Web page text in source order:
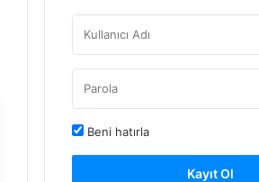
Beni hatırla
Kayıt Ol